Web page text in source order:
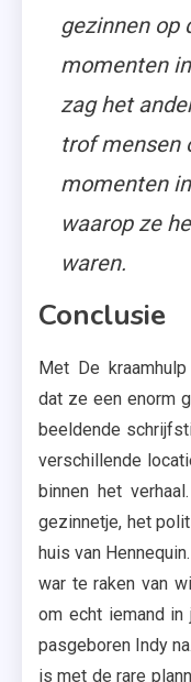
gezinnen op
momenten
zag het
trof mensen
momenten
waarop ze
waren.
Conclusie
Met De
dat ze een enorm
beeldende
verschillende
binnen het
gezinnetje, het
huis van
war te raken van
om echt iemand
pasgeboren Indy
is met de rare